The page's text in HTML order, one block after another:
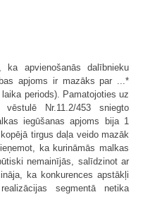
ka apvienošanās dalībnieku
apjoms ir mazāks par ...*
periods). Pamatojoties uz
vēstulē Nr.11.2/453 sniegto
iegūšanas apjoms bija 1
tirgus daļa veido mazāk
ka kurināmās malkas
nemainījās, salīdzinot ar
ka konkurences apstākļi
segmentā netika